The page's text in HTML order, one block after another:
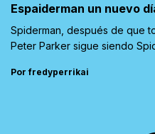
Espaiderman un nuevo
Spiderman, después de que
Peter Parker sigue siendo
Por fredyperrikai